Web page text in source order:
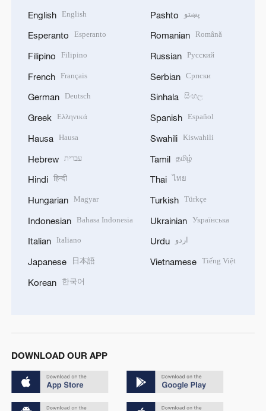
English English
Esperanto Esperanto
Filipino Filipino
French Français
German Deutsch
Greek Ελληνικά
Hausa Hausa
Hebrew עברית
Hindi हिन्दी
Hungarian Magyar
Indonesian Bahasa Indonesia
Italian Italiano
Japanese 日本語
Korean 한국어
Pashto پښتو
Romanian Română
Russian Русский
Serbian Српски
Sinhala සිංහල
Spanish Español
Swahili Kiswahili
Tamil தமிழ்
Thai ไทย
Turkish Türkçe
Ukrainian Українська
Urdu اردو
Vietnamese Tiếng Việt
DOWNLOAD OUR APP